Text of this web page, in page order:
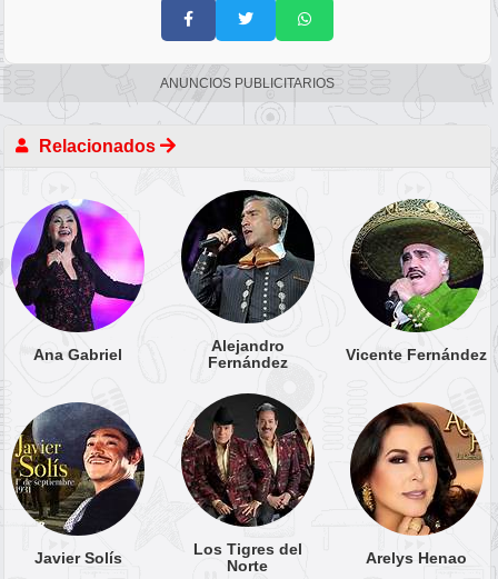
ANUNCIOS PUBLICITARIOS
Relacionados
Ana Gabriel
Alejandro
Fernández
Vicente Fernández
Javier Solís
Los Tigres del
Norte
Arelys Henao